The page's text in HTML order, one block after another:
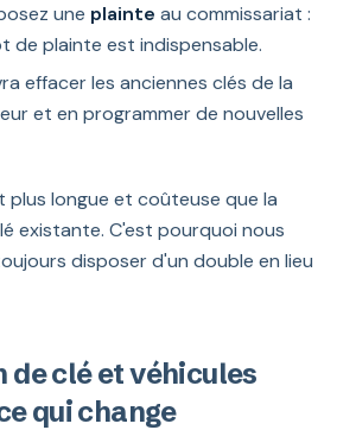
une plainte au commissariat :
de plainte est indispensable.
effacer les anciennes clés de la
et en programmer de nouvelles
longue et coûteuse que la
existante. C'est pourquoi nous
disposer d'un double en lieu
de clé et véhicules
qui change